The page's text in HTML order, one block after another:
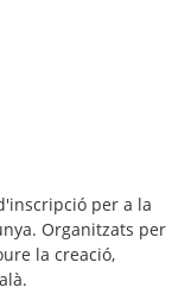
per a la
Organitzats per
la creació,